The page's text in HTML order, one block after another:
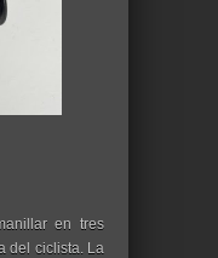
en tres
del ciclista. La